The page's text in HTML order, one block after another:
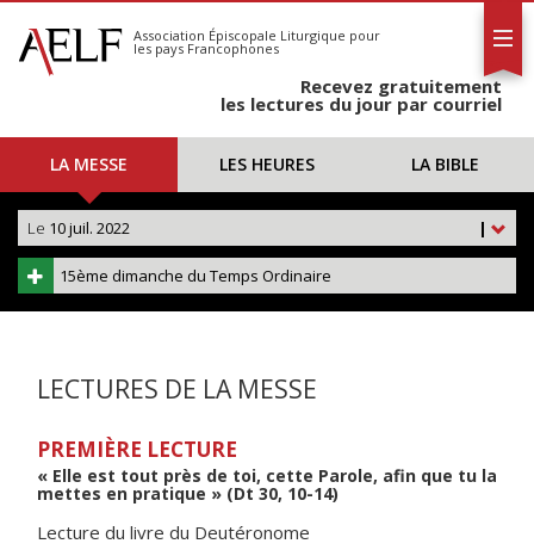
S'abonner
Calendrier
Association Épiscopale Liturgique pour
les pays Francophones
Recevez gratuitement
les lectures du jour par courriel
LA MESSE LES HEURES LA BIBLE
|
Le 10 juil. 2022
15ème dimanche du Temps Ordinaire
LECTURES DE LA MESSE
PREMIÈRE LECTURE
« Elle est tout près de toi, cette Parole, afin que tu la
mettes en pratique » (Dt 30, 10-14)
Lecture du livre du Deutéronome